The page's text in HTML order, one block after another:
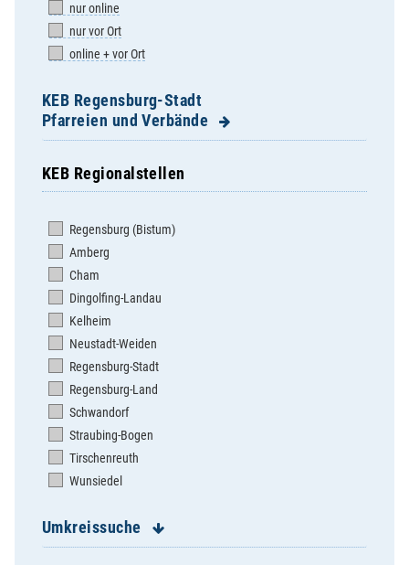
nur online
nur vor Ort
online + vor Ort
KEB Regensburg-Stadt
Pfarreien und Verbände
Herz Jesu
Herz Marien
Hl. Dreifaltigkeit Steinweg
Hl. Geist
Mariä Himmelfahrt Sallern
St. Albertus Magnus
St. Andreas
St. Anton
St. Bonifaz/St. Georg
St. Cäcilia
St. Coloman Harting
St. Emmeram
St. Georg Schwabelweis
KEB Regionalstellen
Regensburg (Bistum)
Amberg
Cham
Dingolfing-Landau
Kelheim
Neustadt-Weiden
Regensburg-Stadt
Regensburg-Land
Schwandorf
Straubing-Bogen
Tirschenreuth
Wunsiedel
Umkreissuche